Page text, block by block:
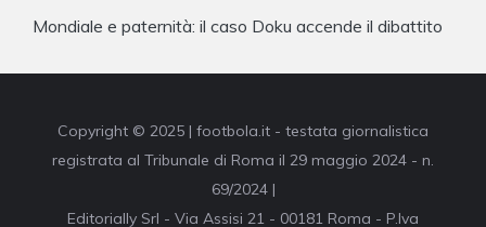
Mondiale e paternità: il caso Doku accende il dibattito
Copyright © 2025 | footbola.it - testata giornalistica
registrata al Tribunale di Roma il 29 maggio 2024 - n.
69/2024 |
Editorially Srl - Via Assisi 21 - 00181 Roma - P.Iva